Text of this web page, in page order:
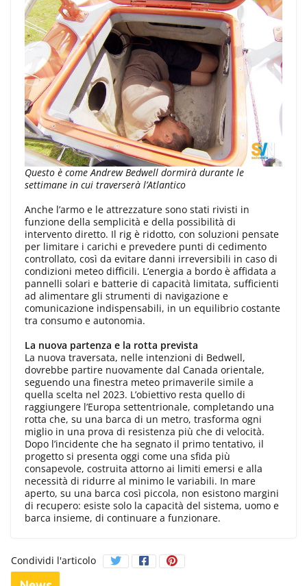
Questo è come Andrew Bedwell dormirà durante le
settimane in cui traverserà l’Atlantico
Anche l’armo e le attrezzature sono stati rivisti in
funzione della semplicità e della possibilità di
intervento diretto. Il rig è ridotto, con soluzioni pensate
per limitare i carichi e prevedere punti di cedimento
controllato, così da evitare danni irreversibili in caso di
condizioni meteo difficili. L’energia a bordo è affidata a
pannelli solari e batterie di capacità limitata, sufficienti
ad alimentare gli strumenti di navigazione e
comunicazione indispensabili, in un equilibrio costante
tra consumo e autonomia.
La nuova partenza e la rotta prevista
La nuova traversata, nelle intenzioni di Bedwell,
dovrebbe partire nuovamente dal Canada orientale,
seguendo una finestra meteo primaverile simile a
quella scelta nel 2023. L’obiettivo resta quello di
raggiungere l’Europa settentrionale, completando una
rotta che, su una barca di un metro, trasforma ogni
miglio in una prova di resistenza più che di velocità.
Dopo l’incidente che ha segnato il primo tentativo, il
progetto si presenta oggi come una sfida più
consapevole, costruita attorno ai limiti emersi e alla
necessità di ridurre al minimo le variabili. In mare
aperto, su una barca così piccola, non esistono margini
di recupero: esiste solo la capacità del sistema, uomo e
barca insieme, di continuare a funzionare.
Condividi l'articolo